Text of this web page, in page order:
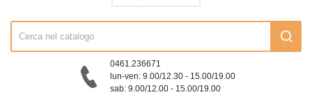
0461.236671
lun-ven: 9.00/12.30 - 15.00/19.00
sab: 9.00/12.00 - 15.00/19.00